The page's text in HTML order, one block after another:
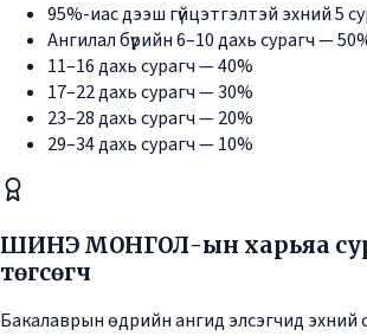
95%-иас дээш гүйцэтгэлтэй эхний 5
Ангилал бүрийн 6–10 дахь сурагч —
11–16 дахь сурагч — 40%
17–22 дахь сурагч — 30%
23–28 дахь сурагч — 20%
29–34 дахь сурагч — 10%
ШИНЭ МОНГОЛ-ын харьяа
төгсөгч
Бакалаврын өдрийн ангид элсэгчид эхний